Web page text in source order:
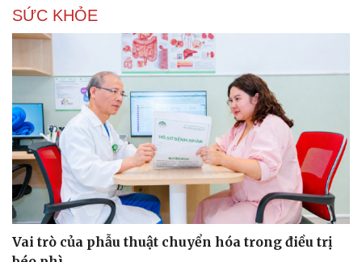
SỨC KHỎE
Vai trò của phẫu thuật chuyển hóa trong điều trị